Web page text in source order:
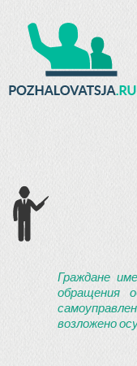
Граждане
обращения
возложено